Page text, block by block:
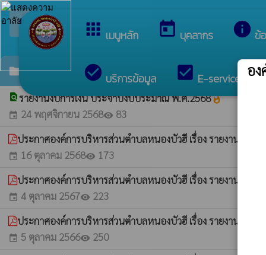
apps เมนูหลัก today บุคลากร info ข้
check_circle บริการข้อมูล check_box E-services
arrow_back_iosกลับเมนูหลัก ยินดีต้อนรับสู่เว็บ
folderรายงานผลการใช้จ่ายงบประมาณประจำปี
find_in_pageรายงานงบการเงิน ประจำปีงบประมาณ พ.ศ.2568whatshot
event 24 พฤศจิกายน 2568visibility 83
ประกาศองค์การบริหารส่วนตำบลหนองบัวฮี เรื่อง รายงานรับจ่
event 16 ตุลาคม 2568visibility 173
ประกาศองค์การบริหารส่วนตำบลหนองบัวฮี เรื่อง รายงานการ
event 4 ตุลาคม 2567visibility 223
ประกาศองค์การบริหารส่วนตำบลหนองบัวฮี เรื่อง รายงานการ
event 5 ตุลาคม 2566visibility 250
อ